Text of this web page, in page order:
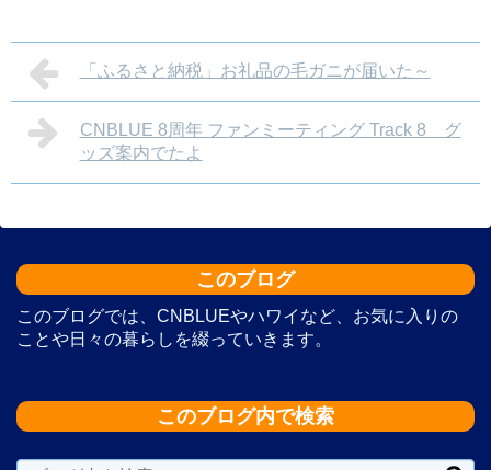
「ふるさと納税」お礼品の毛ガニが届いた～
CNBLUE 8周年 ファンミーティング Track 8 グ
ッズ案内でたよ
このブログ
このブログでは、CNBLUEやハワイなど、お気に入りの
ことや日々の暮らしを綴っていきます。
このブログ内で検索